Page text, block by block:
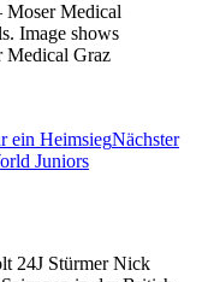
Medical
Image shows
Medical Graz
ein HeimsiegNächster
Juniors
24J Stürmer Nick